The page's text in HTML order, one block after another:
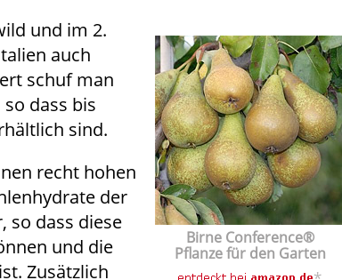
Birne Conference®
Pflanze für den Garten
und im 2.
auch
schuf man
dass bis
sind.
recht hohen
der
so dass diese
und die
Zusätzlich